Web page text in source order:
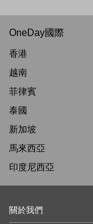
OneDay國際
香港
越南
菲律賓
泰國
新加坡
馬來西亞
印度尼西亞
關於我們